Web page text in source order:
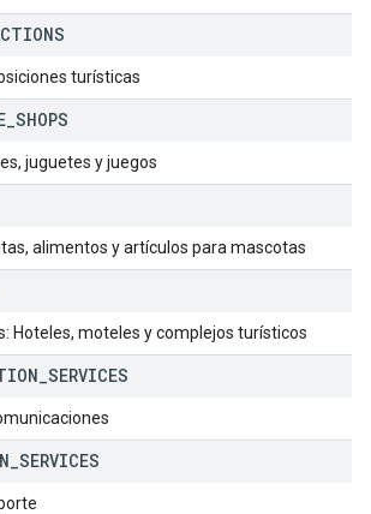
turísticas
SHOPS
juguetes y juegos
alimentos y artículos para mascotas
Hoteles, moteles y complejos turísticos
SERVICES
SERVICES